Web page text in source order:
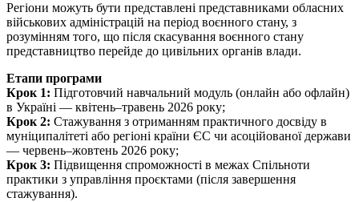
Регіони можуть бути представлені представниками обласних
військових адміністрацій на період воєнного стану, з
розумінням того, що після скасування воєнного стану
представництво перейде до цивільних органів влади.
Етапи програми
Крок 1: Підготовчий навчальний модуль (онлайн або офлайн)
в Україні — квітень–травень 2026 року;
Крок 2: Стажування з отриманням практичного досвіду в
муніципалітеті або регіоні країни ЄС чи асоційованої держави
— червень–жовтень 2026 року;
Крок 3: Підвищення спроможності в межах Спільноти
практики з управління проєктами (після завершення
стажування).